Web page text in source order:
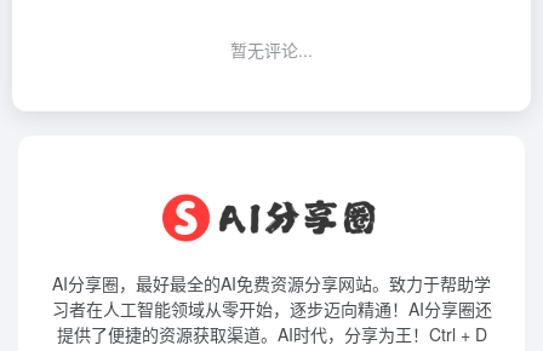
暂无评论...
AI分享圈，最好最全的AI免费资源分享网站。致力于帮助学
习者在人工智能领域从零开始，逐步迈向精通！AI分享圈还
提供了便捷的资源获取渠道。AI时代，分享为王！Ctrl + D